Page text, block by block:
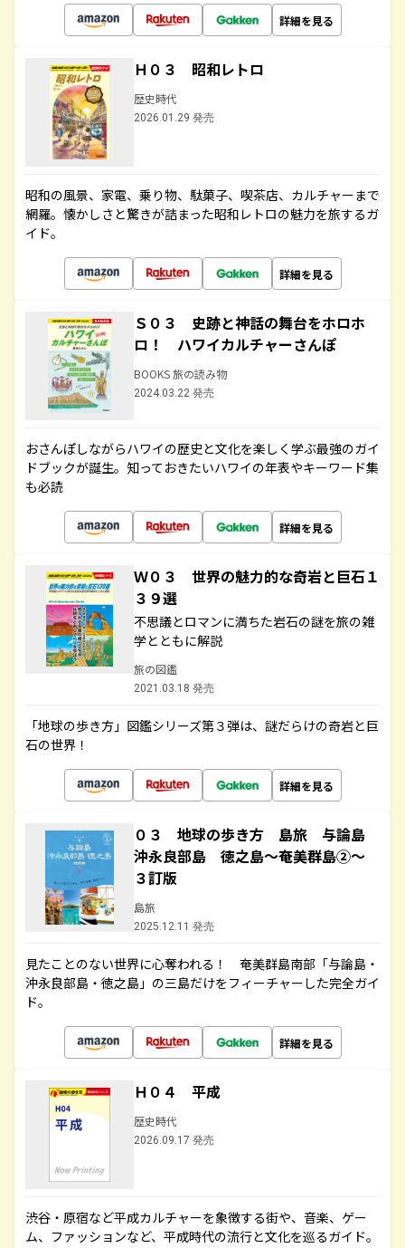
詳細を見る
Ｈ０３ 昭和レトロ
歴史時代
2026.01.29 発売
昭和の風景、家電、乗り物、駄菓子、喫茶店、カルチャーまで
網羅。懐かしさと驚きが詰まった昭和レトロの魅力を旅するガ
イド。
詳細を見る
Ｓ０３ 史跡と神話の舞台をホロホ
ロ！ ハワイカルチャーさんぽ
BOOKS 旅の読み物
2024.03.22 発売
おさんぽしながらハワイの歴史と文化を楽しく学ぶ最強のガイ
ドブックが誕生。知っておきたいハワイの年表やキーワード集
も必読
詳細を見る
Ｗ０３ 世界の魅力的な奇岩と巨石１
３９選
不思議とロマンに満ちた岩石の謎を旅の雑
学とともに解説
旅の図鑑
2021.03.18 発売
「地球の歩き方」図鑑シリーズ第３弾は、謎だらけの奇岩と巨
石の世界！
詳細を見る
０３ 地球の歩き方 島旅 与論島
沖永良部島 徳之島～奄美群島②～
３訂版
島旅
2025.12.11 発売
見たことのない世界に心奪われる！ 奄美群島南部「与論島・
沖永良部島・徳之島」の三島だけをフィーチャーした完全ガイ
ド。
詳細を見る
Ｈ０４ 平成
歴史時代
2026.09.17 発売
渋谷・原宿など平成カルチャーを象徴する街や、音楽、ゲー
ム、ファッションなど、平成時代の流行と文化を巡るガイド。